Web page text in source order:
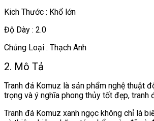
Kich Thước : Khổ lớn
Độ Dày : 2.0
Chủng Loại : Thạch Anh
2. Mô Tả
Tranh đá Komuz là sản phẩm nghệ thuật
trọng và ý nghĩa phong thủy tốt đẹp,
Tranh đá Komuz xanh ngọc không chỉ là